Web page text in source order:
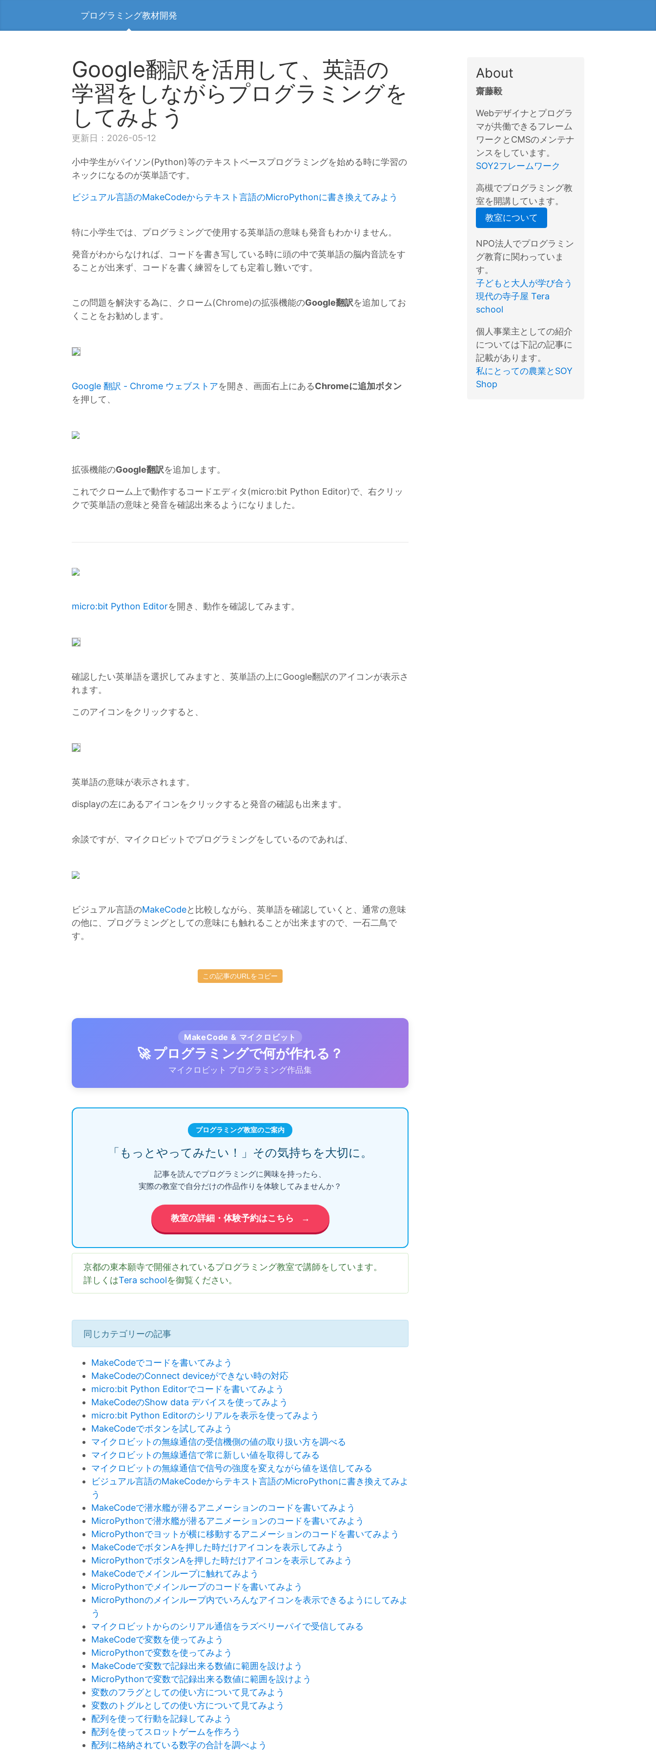
プログラミング教材開発
Google翻訳を活用して、英語の
学習をしながらプログラミングを
してみよう
更新日：2026-05-12
小中学生がパイソン(Python)等のテキストベースプログラミングを始める時に学習の
ネックになるのが英単語です。
ビジュアル言語のMakeCodeからテキスト言語のMicroPythonに書き換えてみよう
特に小学生では、プログラミングで使用する英単語の意味も発音もわかりません。
発音がわからなければ、コードを書き写している時に頭の中で英単語の脳内音読をす
ることが出来ず、コードを書く練習をしても定着し難いです。
この問題を解決する為に、クローム(Chrome)の拡張機能のGoogle翻訳を追加してお
くことをお勧めします。
Google 翻訳 - Chrome ウェブストアを開き、画面右上にあるChromeに追加ボタン
を押して、
拡張機能のGoogle翻訳を追加します。
これでクローム上で動作するコードエディタ(micro:bit Python Editor)で、右クリッ
クで英単語の意味と発音を確認出来るようになりました。
micro:bit Python Editorを開き、動作を確認してみます。
確認したい英単語を選択してみますと、英単語の上にGoogle翻訳のアイコンが表示さ
れます。
このアイコンをクリックすると、
英単語の意味が表示されます。
displayの左にあるアイコンをクリックすると発音の確認も出来ます。
余談ですが、マイクロビットでプログラミングをしているのであれば、
ビジュアル言語のMakeCodeと比較しながら、英単語を確認していくと、通常の意味
の他に、プログラミングとしての意味にも触れることが出来ますので、一石二鳥で
す。
この記事のURLをコピー
MakeCode & マイクロビット
🚀 プログラミングで何が作れる？
マイクロビット プログラミング作品集
プログラミング教室のご案内
「もっとやってみたい！」 その気持ちを大切に。
記事を読んでプログラミングに興味を持ったら、
実際の教室で自分だけの作品作りを体験してみませんか？
教室の詳細・体験予約はこちら →
京都の東本願寺で開催されているプログラミング教室で講師をしています。
詳しくはTera schoolを御覧ください。
同じカテゴリーの記事
MakeCodeでコードを書いてみよう
MakeCodeのConnect deviceができない時の対応
micro:bit Python Editorでコードを書いてみよう
MakeCodeのShow data デバイスを使ってみよう
micro:bit Python Editorのシリアルを表示を使ってみよう
MakeCodeでボタンを試してみよう
マイクロビットの無線通信の受信機側の値の取り扱い方を調べる
マイクロビットの無線通信で常に新しい値を取得してみる
マイクロビットの無線通信で信号の強度を変えながら値を送信してみる
ビジュアル言語のMakeCodeからテキスト言語のMicroPythonに書き換えてみよ
う
MakeCodeで潜水艦が潜るアニメーションのコードを書いてみよう
MicroPythonで潜水艦が潜るアニメーションのコードを書いてみよう
MicroPythonでヨットが横に移動するアニメーションのコードを書いてみよう
MakeCodeでボタンAを押した時だけアイコンを表示してみよう
MicroPythonでボタンAを押した時だけアイコンを表示してみよう
MakeCodeでメインループに触れてみよう
MicroPythonでメインループのコードを書いてみよう
MicroPythonのメインループ内でいろんなアイコンを表示できるようにしてみよ
う
マイクロビットからのシリアル通信をラズベリーパイで受信してみる
MakeCodeで変数を使ってみよう
MicroPythonで変数を使ってみよう
MakeCodeで変数で記録出来る数値に範囲を設けよう
MicroPythonで変数で記録出来る数値に範囲を設けよう
変数のフラグとしての使い方について見てみよう
変数のトグルとしての使い方について見てみよう
配列を使って行動を記録してみよう
配列を使ってスロットゲームを作ろう
配列に格納されている数字の合計を調べよう
About
齋藤毅
Webデザイナとプログラ
マが共働できるフレーム
ワークとCMSのメンテナ
ンスをしています。
SOY2フレームワーク
高槻でプログラミング教
室を開講しています。
教室について
NPO法人でプログラミン
グ教育に関わっていま
す。
子どもと大人が学び合う
現代の寺子屋 Tera
school
個人事業主としての紹介
については下記の記事に
記載があります。
私にとっての農業とSOY
Shop